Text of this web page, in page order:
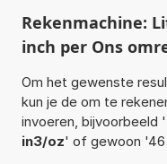
Rekenmachine:
inch per Ons
Om het gewenste
kun je de om te
invoeren, bijvoorbeeld
in3/oz' of gewoon '46